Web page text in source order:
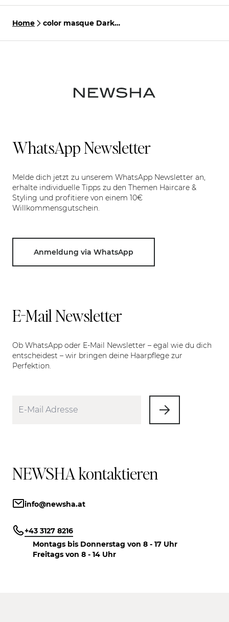
Home
color masque Dark
WhatsApp Newsletter
Melde dich jetzt zu unserem WhatsApp Newsletter an,
erhalte individuelle Tipps zu den Themen Haircare &
Styling und profitiere von einem 10€
Willkommensgutschein.
Anmeldung via WhatsApp
E-Mail Newsletter
Ob WhatsApp oder E-Mail Newsletter – egal wie du dich
entscheidest – wir bringen deine Haarpflege zur
Perfektion.
NEWSHA kontaktieren
info@newsha.at
+43 3127 8216
Montags bis Donnerstag von 8 - 17 Uhr
Freitags von 8 - 14 Uhr